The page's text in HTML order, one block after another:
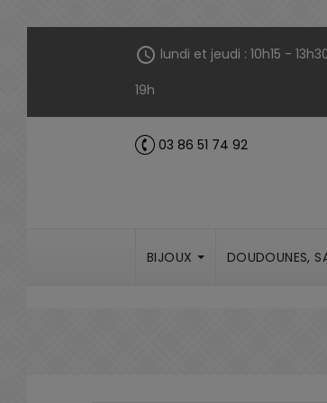
schedule lundi et jeudi : 10h15 -
19h
call 03 86 51 74 92
BIJOUX DOUDOUNES,